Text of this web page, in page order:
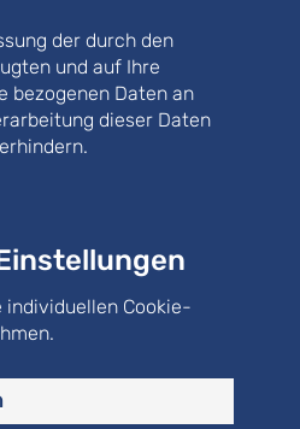
der durch den
und auf Ihre
bezogenen Daten an
dieser Daten
individuellen Cookie-